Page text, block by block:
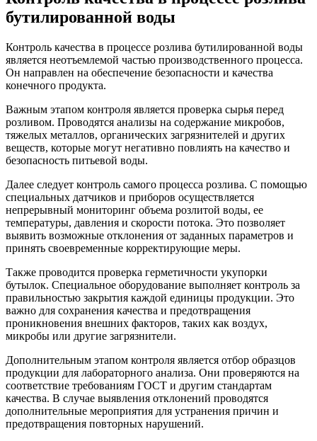
бутилированной воды
Контроль качества в процессе розлива бутилированной воды
является неотъемлемой частью производственного процесса.
Он направлен на обеспечение безопасности и качества
конечного продукта.
Важным этапом контроля является проверка сырья перед
розливом. Проводятся анализы на содержание микробов,
тяжелых металлов, органических загрязнителей и других
веществ, которые могут негативно повлиять на качество и
безопасность питьевой воды.
Далее следует контроль самого процесса розлива. С помощью
специальных датчиков и приборов осуществляется
непрерывный мониторинг объема розлитой воды, ее
температуры, давления и скорости потока. Это позволяет
выявить возможные отклонения от заданных параметров и
принять своевременные корректирующие меры.
Также проводится проверка герметичности укупорки
бутылок. Специальное оборудование выполняет контроль за
правильностью закрытия каждой единицы продукции. Это
важно для сохранения качества и предотвращения
проникновения внешних факторов, таких как воздух,
микробы или другие загрязнители.
Дополнительным этапом контроля является отбор образцов
продукции для лабораторного анализа. Они проверяются на
соответствие требованиям ГОСТ и другим стандартам
качества. В случае выявления отклонений проводятся
дополнительные мероприятия для устранения причин и
предотвращения повторных нарушений.